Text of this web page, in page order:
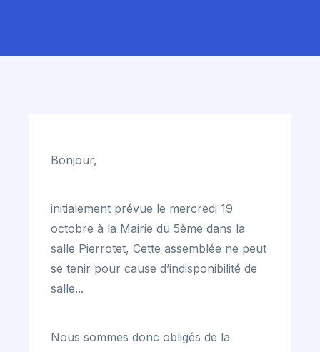
Bonjour,
initialement prévue le mercredi 19
octobre à la Mairie du 5ème dans la
salle Pierrotet, Cette assemblée ne peut
se tenir pour cause d’indisponibilité de
salle...
Nous sommes donc obligés de la